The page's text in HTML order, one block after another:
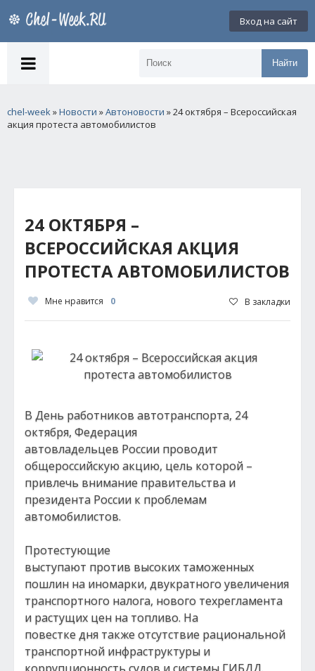
Вход на сайт
Найти
chel-week»Новости »Автоновости » 24 октября – Всероссийская
акция протеста автомобилистов
24 ОКТЯБРЯ –
ВСЕРОССИЙСКАЯ АКЦИЯ
ПРОТЕСТА АВТОМОБИЛИСТОВ
Мне нравится 0 В закладки
В День работников автотранспорта, 24
октября, Федерация
автовладельцев России проводит
общероссийскую акцию, цель которой –
привлечь внимание правительства и
президента России к проблемам
автомобилистов.
Протестующие
выступают против высоких таможенных
пошлин на иномарки, двукратного увеличения
транспортного налога, нового техрегламента
и растущих цен на топливо. На
повестке дня также отсутствие рациональной
транспортной инфраструктуры и